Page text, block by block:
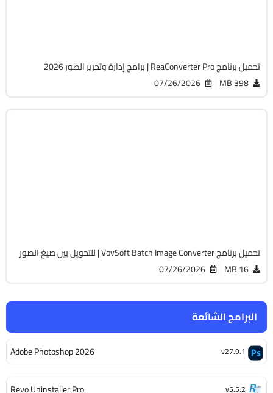
البرامج الشائعة
Adobe Photoshop 2026 v27.9.1
Revo Uninstaller Pro v5.5.2
تحميل برنامج ReaConverter Pro | برامج إدارة وتحرير الصور 2026
398 MB
07/26/2026
تحميل برنامج VovSoft Batch Image Converter | للتحويل بين صيغ الصور
16 MB
07/26/2026